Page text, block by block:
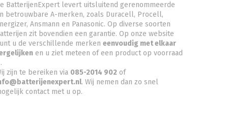
BatterijenExpert levert uitsluitend gerenommeerde
betrouwbare A-merken, zoals Duracell, Procell,
Ansmann en Panasonic. Op diverse soorten
zit bovendien een garantie. Op onze website
u de verschillende merken eenvoudig met elkaar
en u ziet meteen of een product op voorraad
zijn te bereiken via 085-2014 902of
. Wij nemen dan zo snel
contact met u op.